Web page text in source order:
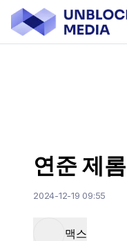
연준 제
2024-12-19 09:55
맥스